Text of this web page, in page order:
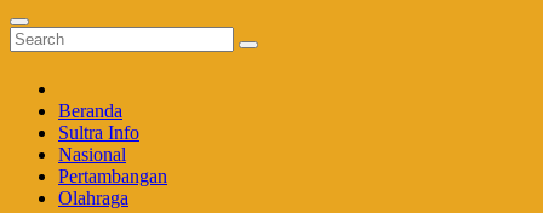
Beranda
Sultra Info
Nasional
Pertambangan
Olahraga